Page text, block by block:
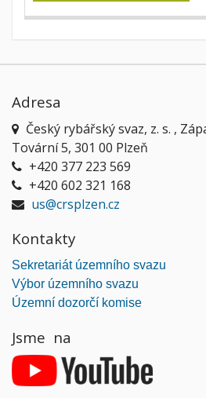
Adresa
Český rybářský svaz, z. s. ,
Tovární 5, 301 00 Plzeň
+420 377 223 569
+420 602 321 168
us@crsplzen.cz
Kontakty
Sekretariát územního svazu
Výbor územního svazu
Územní dozorčí komise
Jsme na